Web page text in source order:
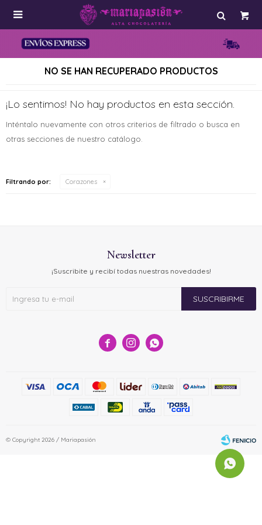

NO SE HAN RECUPERADO PRODUCTOS
¡Lo sentimos! No hay productos en esta sección.
Inténtalo nuevamente con otros criterios de filtrado o busca en
otras secciones de nuestro catálogo.
Filtrando por: Corazones
  
Newsletter
¡Suscribite y recibí todas nuestras novedades!
SUSCRIBIRME
© Copyright 2026 / Mariapasión